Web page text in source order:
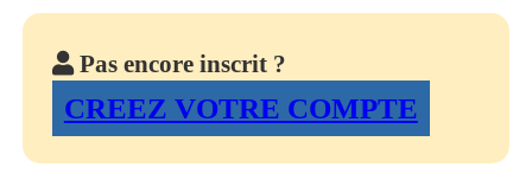
Pas encore inscrit ?
CREEZ VOTRE COMPTE